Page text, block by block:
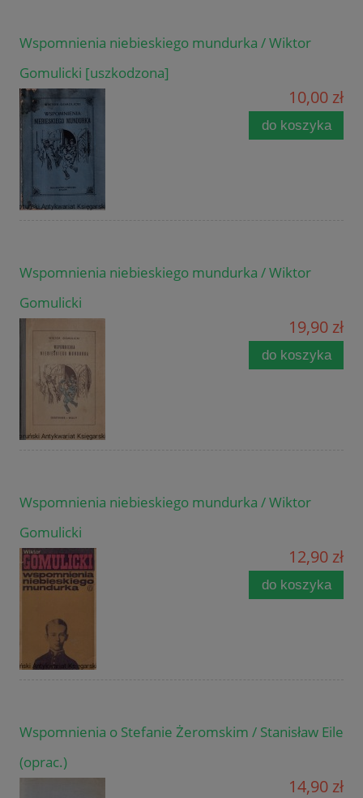
Wspomnienia niebieskiego mundurka / Wiktor
Gomulicki [uszkodzona]
10,00 zł
do koszyka
Wspomnienia niebieskiego mundurka / Wiktor
Gomulicki
19,90 zł
do koszyka
Wspomnienia niebieskiego mundurka / Wiktor
Gomulicki
12,90 zł
do koszyka
Wspomnienia o Stefanie Żeromskim / Stanisław Eile
(oprac.)
14,90 zł